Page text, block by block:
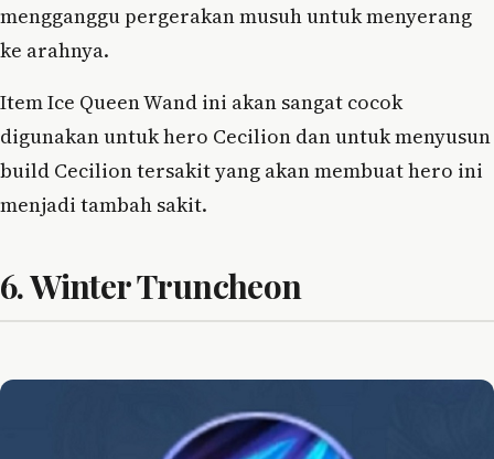
mengganggu pergerakan musuh untuk menyerang
ke arahnya.
Item Ice Queen Wand ini akan sangat cocok
digunakan untuk hero Cecilion dan untuk menyusun
build Cecilion tersakit yang akan membuat hero ini
menjadi tambah sakit.
6. Winter Truncheon